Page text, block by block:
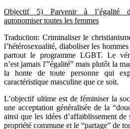
Objectif5) Parvenir à l’égalité
autonomiser toutes les femmes
Traduction: Criminaliser le
l’hétérosexualité, diaboliser les
partout le programme LGBT. Le
n’est jamais l'”égalité” mais plutôt la
la honte de toute personne qui
caractéristique masculine que ce soit.
L’objectif ultime est de féminiser la
une acceptation généralisée de la
ainsi que les idées d’affaiblissement de
propriété commune et le “partage” de